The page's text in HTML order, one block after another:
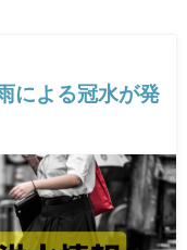
による冠水が発